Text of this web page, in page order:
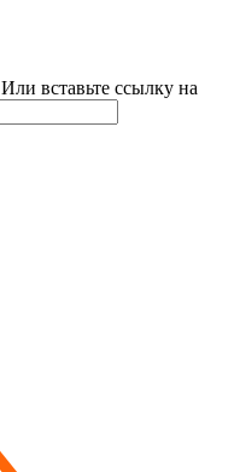
Или вставьте ссылку на